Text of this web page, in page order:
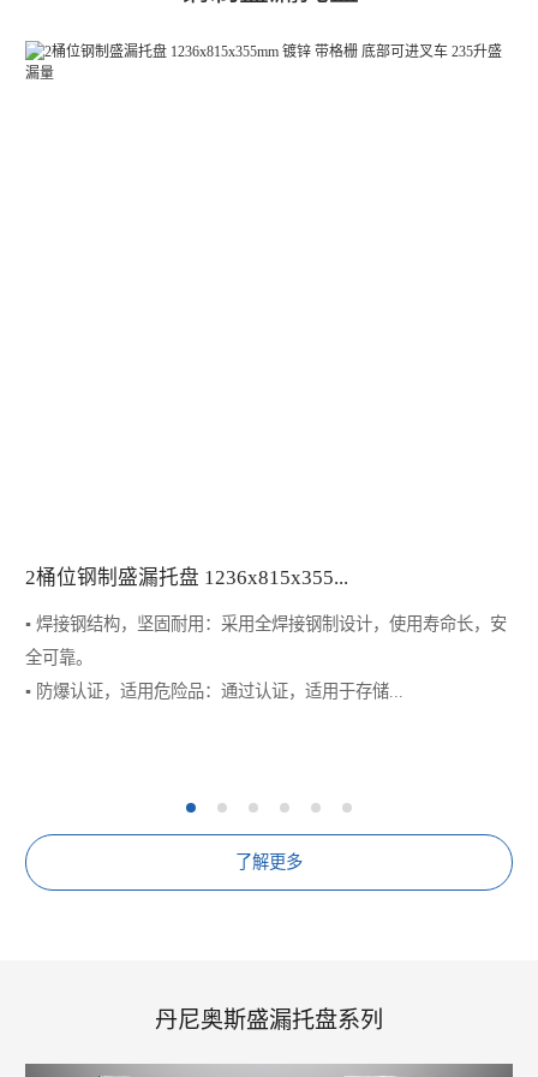
2桶位钢制盛漏托盘 1236x815x355...
▪️ 焊接钢结构，坚固耐用：采用全焊接钢制设计，使用寿命长，安
全可靠。
▪️ 防爆认证，适用危险品：通过认证，适用于存储...
了解更多
丹尼奥斯盛漏托盘系列